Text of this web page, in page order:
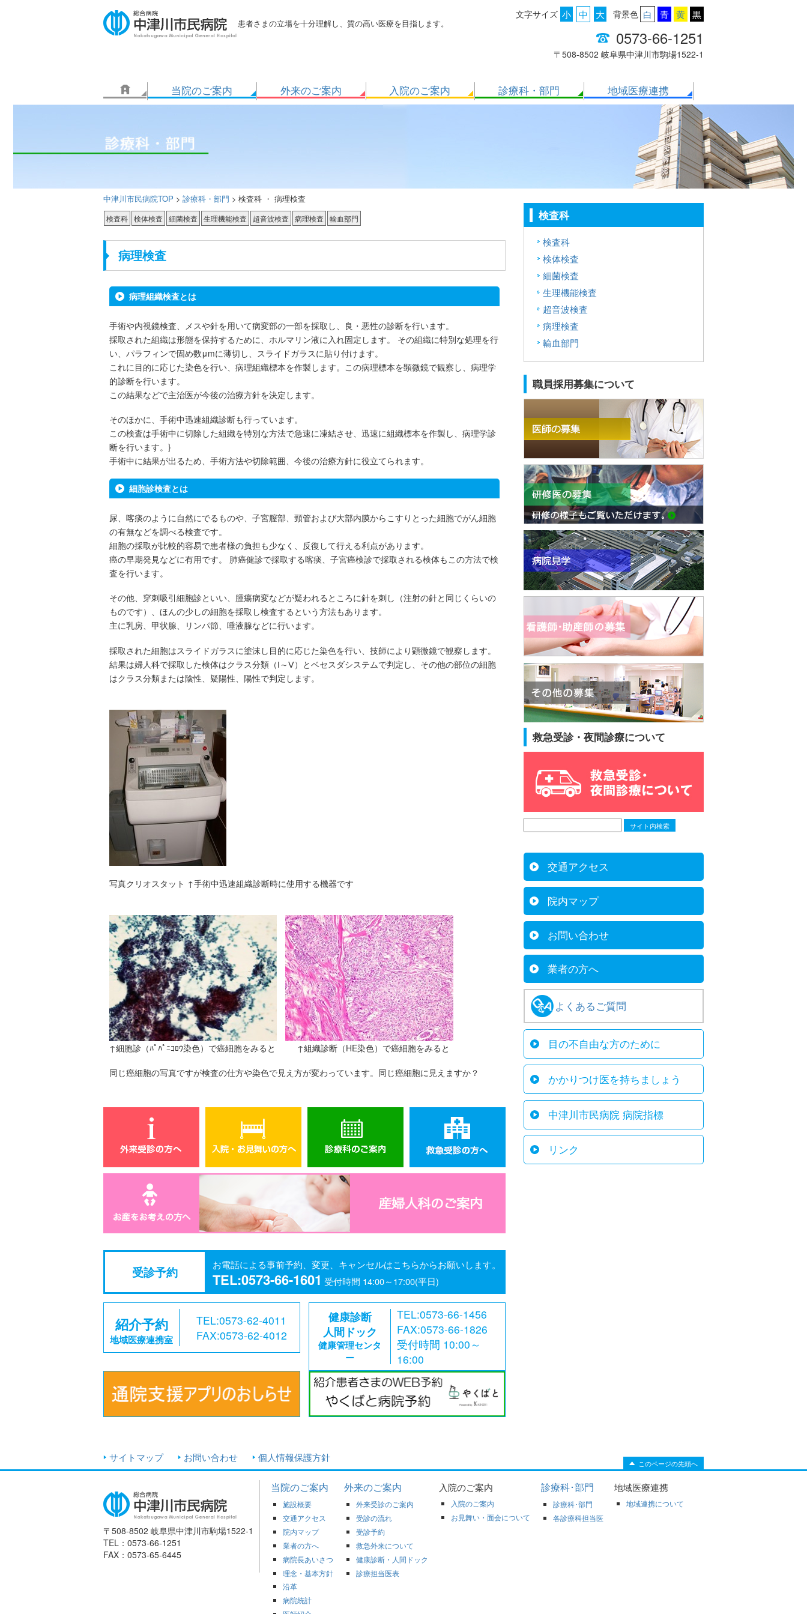
患者さまの立場を十分理解し、質の高い医療を目指します。
背景色 白 青 黄 黒
文字サイズ 小 中 大
0573-66-1251
〒508-8502 岐阜県中津川市駒場1522-1
当院のご案内 外来のご案内 入院のご案内 診療科・部門 地域医療連携
中津川市民病院TOP > 診療科・部門 > 検査科 ・ 病理検査
検査科 検体検査 細菌検査 生理機能検査 超音波検査 病理検査 輸血部門
病理検査
病理組織検査とは
手術や内視鏡検査、メスや針を用いて病変部の一部を採取し、良・悪性の診断を行います。
採取された組織は形態を保持するために、ホルマリン液に入れ固定します。 その組織に特別な処理を行
い、パラフィンで固め数μmに薄切し、スライドガラスに貼り付けます。
これに目的に応じた染色を行い、病理組織標本を作製します。この病理標本を顕微鏡で観察し、病理学
的診断を行います。
この結果などで主治医が今後の治療方針を決定します。
そのほかに、手術中迅速組織診断も行っています。
この検査は手術中に切除した組織を特別な方法で急速に凍結させ、迅速に組織標本を作製し、病理学診
断を行います。}
手術中に結果が出るため、手術方法や切除範囲、今後の治療方針に役立てられます。
細胞診検査とは
尿、喀痰のように自然にでるものや、子宮膣部、頸管および大部内膜からこすりとった細胞でがん細胞
の有無などを調べる検査です。
細胞の採取が比較的容易で患者様の負担も少なく、反復して行える利点があります。
癌の早期発見などに有用です。 肺癌健診で採取する喀痰、子宮癌検診で採取される検体もこの方法で検
査を行います。
その他、穿刺吸引細胞診といい、腫瘍病変などが疑われるところに針を刺し（注射の針と同じくらいの
ものです）、ほんの少しの細胞を採取し検査するという方法もあります。
主に乳房、甲状腺、リンパ節、唾液腺などに行います。
採取された細胞はスライドガラスに塗沫し目的に応じた染色を行い、技師により顕微鏡で観察します。
結果は婦人科で採取した検体はクラス分類（Ⅰ～Ⅴ）とベセスダシステムで判定し、その他の部位の細胞
はクラス分類または陰性、疑陽性、陽性で判定します。
写真クリオスタット ↑手術中迅速組織診断時に使用する機器です
↑細胞診（ﾊﾟﾊﾟﾆｺﾛｳ染色）で癌細胞をみると ↑組織診断（HE染色）で癌細胞をみると
同じ癌細胞の写真ですが検査の仕方や染色で見え方が変わっています。同じ癌細胞に見えますか？
受診予約 お電話による事前予約、変更、キャンセルはこちらからお願いします。
TEL:0573-66-1601 受付時間 14:00～17:00(平日)
紹介予約
地域医療連携室
TEL:0573-62-4011
FAX:0573-62-4012
健康診断
人間ドック
健康管理センタ
ー
TEL:0573-66-1456
FAX:0573-66-1826
受付時間 10:00～
16:00
検査科
検査科
検体検査
細菌検査
生理機能検査
超音波検査
病理検査
輸血部門
職員採用募集について
救急受診・夜間診療について
交通アクセス
院内マップ
お問い合わせ
業者の方へ
よくあるご質問
目の不自由な方のために
かかりつけ医を持ちましょう
中津川市民病院 病院指標
リンク
サイトマップ お問い合わせ 個人情報保護方針 このページの先頭へ
〒508-8502 岐阜県中津川市駒場1522-1
TEL：0573-66-1251
FAX：0573-65-6445
当院のご案内
施設概要
交通アクセス
院内マップ
業者の方へ
病院長あいさつ
理念・基本方針
沿革
病院統計
外来のご案内
外来受診のご案内
受診の流れ
受診予約
救急外来について
健康診断・人間ドック
診療担当医表
入院のご案内
入院のご案内
お見舞い・面会について
診療科･部門
診療科･部門
各診療科担当医
地域医療連携
地域連携について